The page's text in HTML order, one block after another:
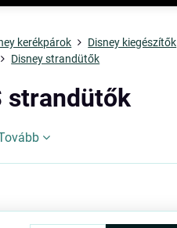
kerékpárok
Disney kiegészítők
Disney strandütők
strandütők